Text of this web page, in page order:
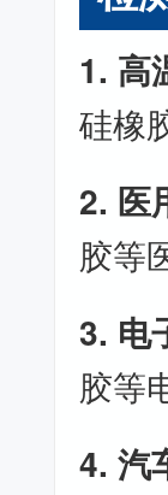
1. 高
硅橡
2. 医
胶等
3. 电
胶等
4. 汽